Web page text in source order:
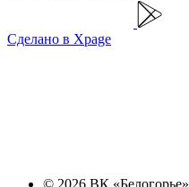
Сделано в Xpage
© 2026 ВК «Белогорье»